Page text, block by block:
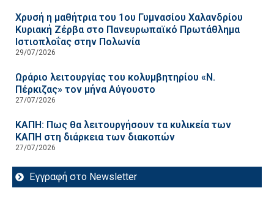
Χρυσή η μαθήτρια του 1ου Γυμνασίου Χαλανδρίου
Κυριακή Ζέρβα στο Πανευρωπαϊκό Πρωτάθλημα
Ιστιοπλοΐας στην Πολωνία
29/07/2026
Ωράριο λειτουργίας του κολυμβητηρίου «Ν.
Πέρκιζας» τον μήνα Αύγουστο
27/07/2026
ΚΑΠΗ: Πως θα λειτουργήσουν τα κυλικεία των
ΚΑΠΗ στη διάρκεια των διακοπών
27/07/2026
Εγγραφή στο Newsletter